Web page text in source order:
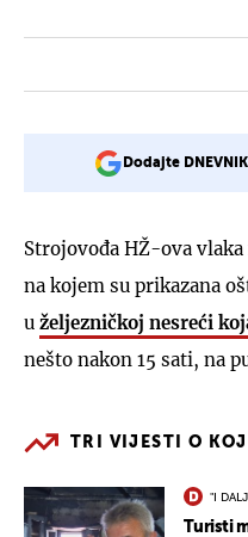
Dodajte
Strojovođa HŽ-ova
na kojem su prikazana
u željezničkoj nesreći
nešto nakon 15 sati, na
TRI VIJESTI O
"I
Turisti